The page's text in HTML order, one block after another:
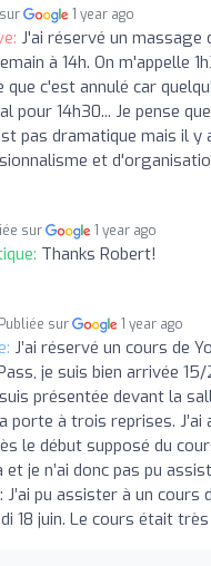
1 year ago
J'ai réservé un massage
à 14h. On m'appelle
que c'est annulé car
pour 14h30... Je pense
pas dramatique mais il y
et
sur 1 year ago
Thanks Robert!
Publiée sur 1 year ago
J’ai réservé un cours de
je suis bien arrivée
présentée devant la
porte à trois reprises. J’ai
le début supposé du
et je n’ai donc pas pu
pu assister à un cours
18 juin. Le cours était très